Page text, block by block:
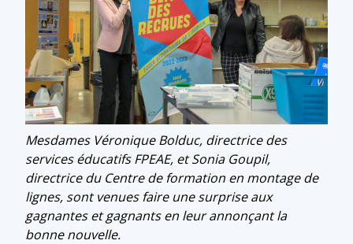
Mesdames Véronique Bolduc, directrice des
services éducatifs FPEAE, et Sonia Goupil,
directrice du Centre de formation en montage de
lignes, sont venues faire une surprise aux
gagnantes et gagnants en leur annonçant la
bonne nouvelle.